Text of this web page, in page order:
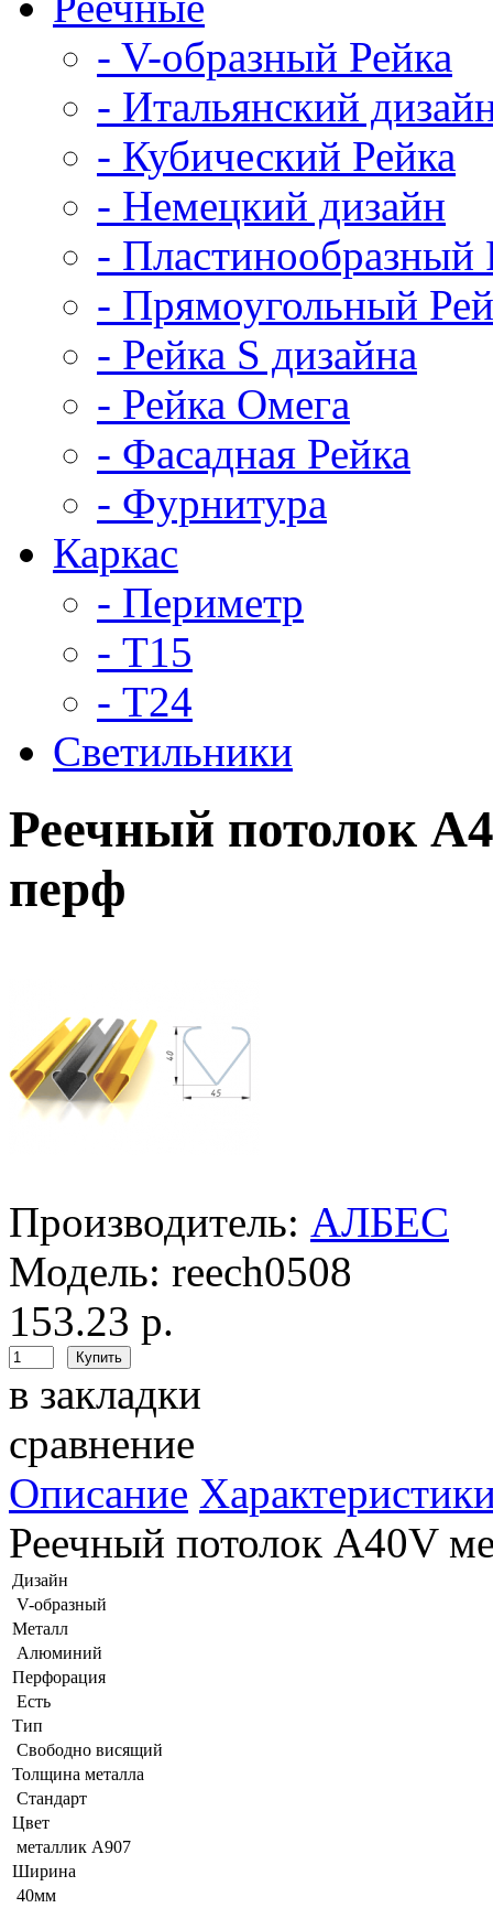
- V-образный Рейка
- Итальянский
- Кубический Рейка
- Немецкий дизайн
- Пластинообразный
- Прямоугольный
- Рейка S дизайна
- Рейка Омега
- Фасадная Рейка
- Фурнитура
Каркас
- Периметр
- Т15
- Т24
Светильники
Реечный потолок
перф
Производитель: АЛБЕС
Модель: reech0508
153.23 р.
в закладки
сравнение
Описание
Реечный потолок A40V
Дизайн
V-образный
Металл
Алюминий
Перфорация
Есть
Тип
Свободно висящий
Толщина металла
Стандарт
Цвет
металлик А907
Ширина
40мм